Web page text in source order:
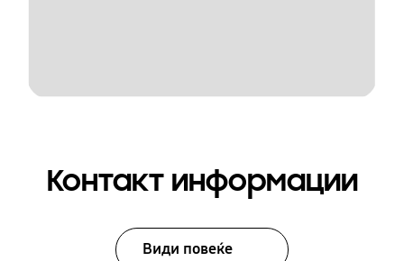
Контакт информации
Види повеќе